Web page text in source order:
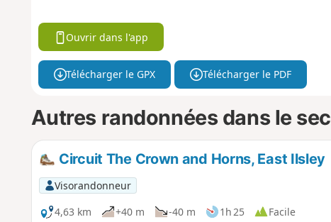
Ouvrir dans l'app
Télécharger le GPX Télécharger le PDF
Autres randonnées dans le
Circuit The Crown and Horns, East Ilsley
Visorandonneur
4,63 km
+40 m -40 m 1h 25
Facile